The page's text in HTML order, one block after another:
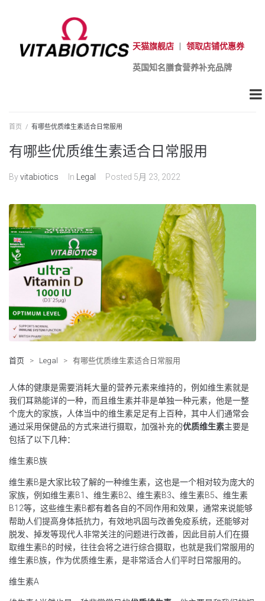
天猫旗舰店 领取店铺优惠券
英国知名膳食营养补充品牌
首页 / 有哪些优质维生素适合日常服用
有哪些优质维生素适合日常服用
Byvitabiotics In Legal Posted 5月 23, 2022
首页 > Legal > 有哪些优质维生素适合日常服用
人体的健康是需要消耗大量的营养元素来维持的，例如维生素就是
我们耳熟能详的一种，而且维生素并非是单独一种元素，他是一整
个庞大的家族，人体当中的维生素足足有上百种，其中人们通常会
通过采用保健品的方式来进行摄取，加强补充的优质维生素主要是
包括了以下几种：
维生素B族
维生素B是大家比较了解的一种维生素，这也是一个相对较为庞大的
家族，例如维生素B1、维生素B2、维生素B3、维生素B5、维生素
B12等，这些维生素B都有着各自的不同作用和效果，通常来说能够
帮助人们提高身体抵抗力，有效地巩固与改善免疫系统，还能够对
脱发、掉发等现代人非常关注的问题进行改善，因此目前人们在摄
取维生素B的时候，往往会将之进行综合摄取，也就是我们常服用的
维生素B族，作为优质维生素，是非常适合人们平时日常服用的。
维生素A